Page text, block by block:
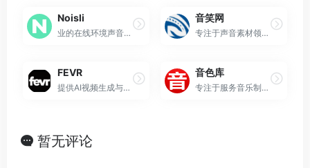
Noisli
业的在线环境声音生成与生产力工具平台
音笑网
专注于声音素材领域的垂直搜索与共享平台
FEVR
提供AI视频生成与编辑服务的在线平台
音色库
专注于服务音乐制作人与音频工作者的综合性资源平台
暂无评论